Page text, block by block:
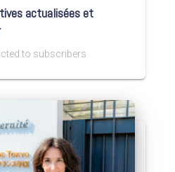
actualisées et
to subscribers